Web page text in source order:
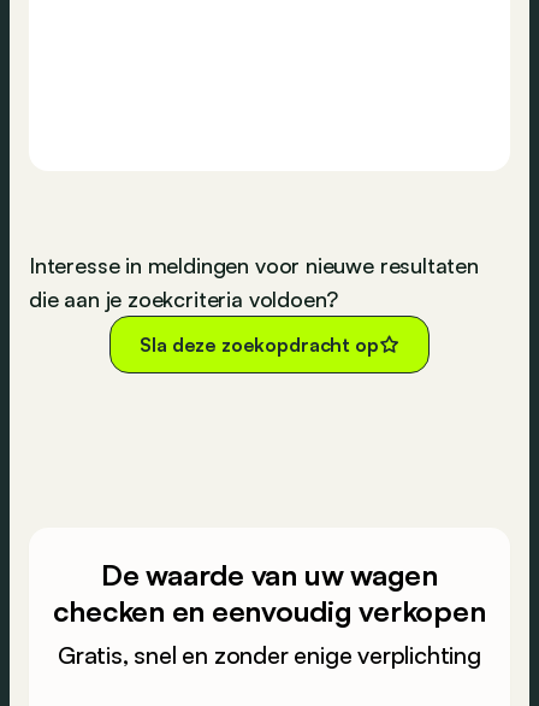
Interesse in meldingen voor nieuwe resultaten
die aan je zoekcriteria voldoen?
Sla deze zoekopdracht op
De waarde van uw wagen
checken en eenvoudig verkopen
Gratis, snel en zonder enige verplichting